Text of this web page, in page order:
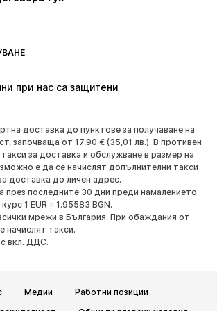
Популярно
Боти
Ботуши
Ниски обувки
при нас са защитени
доставка до пунктове за получаване на
започваща от 17,90 € (35,01 лв.). В противен
такси за доставка и обслужване в размер на
е да се начислят допълнителни такси
доставка до личен адрес.
през последните 30 дни преди намалението.
1 EUR = 1.95583 BGN.
мрежи в България. При обаждания от
начислят такси.
вкл. ДДС.
Медии
Работни позиции